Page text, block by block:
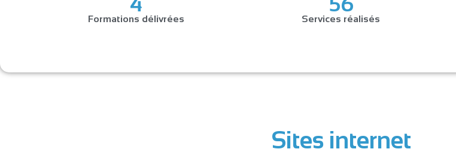
Formations délivrées Services réalisés
Sites internet